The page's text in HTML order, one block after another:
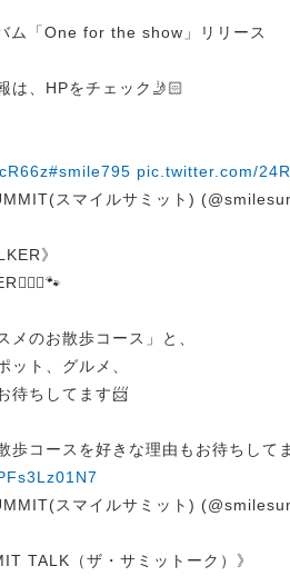
ム「One for the show」リリース
は、HPをチェック🤳🏻
#smile795 pic.twitter.com/
スマイルサミット)
》
メのお散歩コース」と、
ット、グルメ、
待ちしてます📨
歩コースを好きな理由もお待ちして
スマイルサミット)
TALK（ザ・サミットーク）》